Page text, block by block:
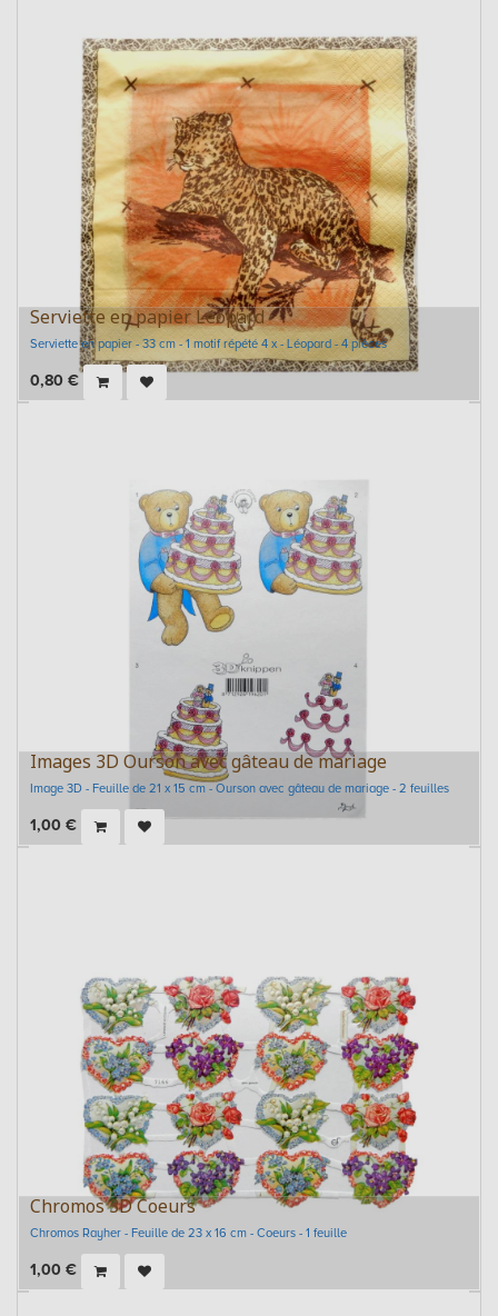
Serviette en papier Léopard
Serviette en papier - 33 cm - 1 motif répété 4 x - Léopard - 4 pièces
0,80 €
Images 3D Ourson avec gâteau de mariage
Image 3D - Feuille de 21 x 15 cm - Ourson avec gâteau de mariage - 2 feuilles
1,00 €
Chromos 3D Coeurs
Chromos Rayher - Feuille de 23 x 16 cm - Coeurs - 1 feuille
1,00 €